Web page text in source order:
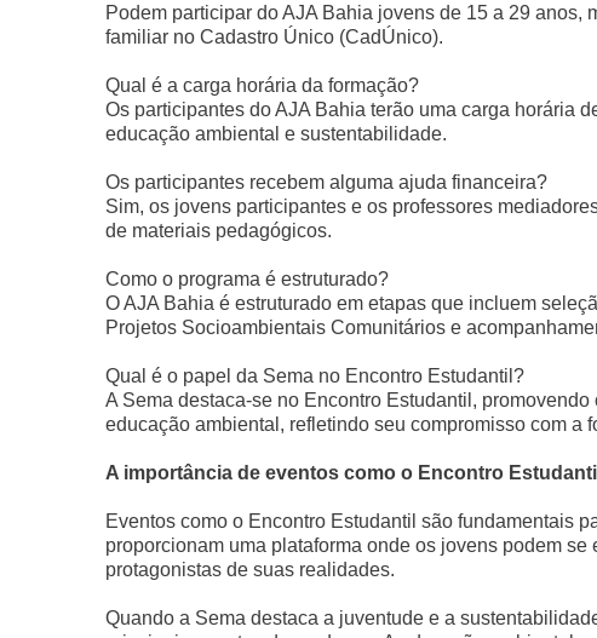
Podem participar do AJA Bahia jovens de 15 a 29
familiar no Cadastro Único (CadÚnico).
Qual é a carga horária da formação?
Os participantes do AJA Bahia terão uma carga horária
educação ambiental e sustentabilidade.
Os participantes recebem alguma ajuda financeira?
Sim, os jovens participantes e os professores
de materiais pedagógicos.
Como o programa é estruturado?
O AJA Bahia é estruturado em etapas que incluem
Projetos Socioambientais Comunitários e
Qual é o papel da Sema no Encontro Estudantil?
A Sema destaca-se no Encontro Estudantil,
educação ambiental, refletindo seu compromisso com a
A importância de eventos como o Encontro Estudantil
Eventos como o Encontro Estudantil são fundamentais
proporcionam uma plataforma onde os jovens podem
protagonistas de suas realidades.
Quando a Sema destaca a juventude e a